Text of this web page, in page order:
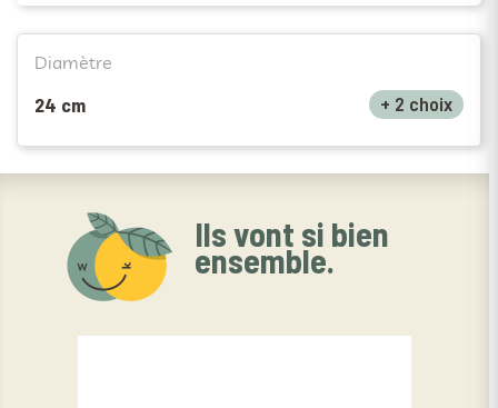
Diamètre
24 cm + 2 choix
Ils vont si bien
ensemble.